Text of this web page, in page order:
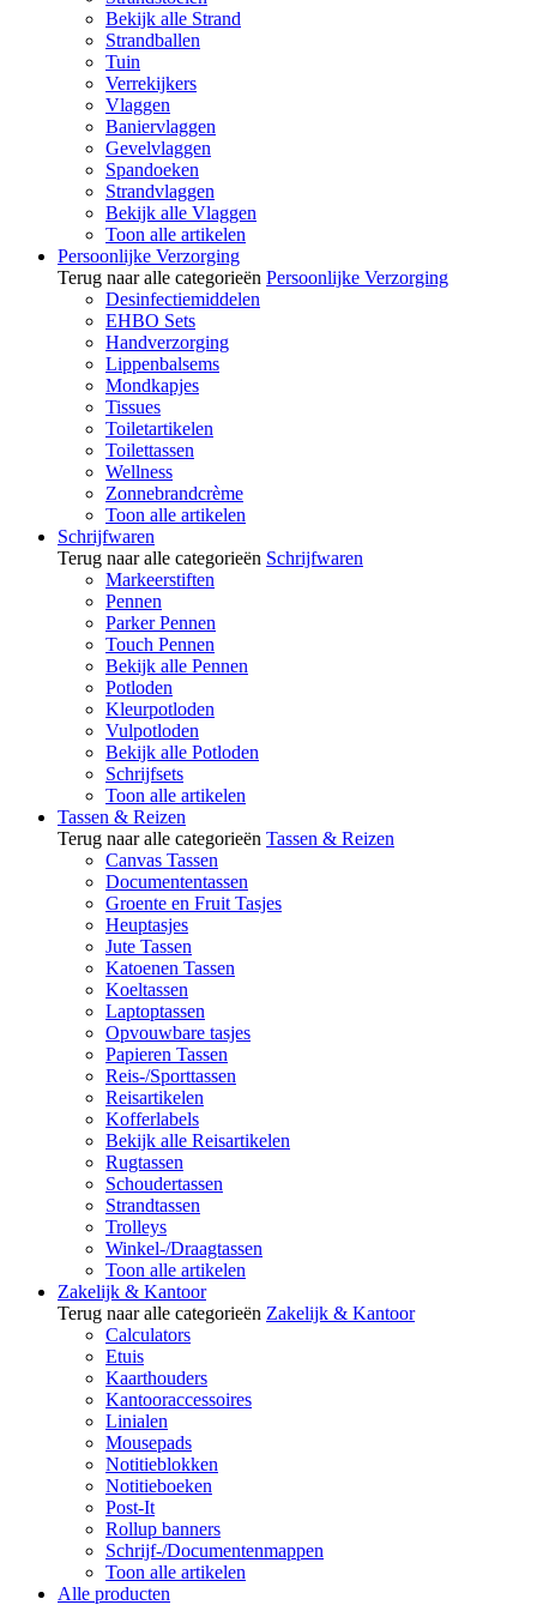
Bekijk alle Strand
Strandballen
Tuin
Verrekijkers
Vlaggen
Baniervlaggen
Gevelvlaggen
Spandoeken
Strandvlaggen
Bekijk alle Vlaggen
Toon alle artikelen
Persoonlijke Verzorging
Terug naar alle categorieën Persoonlijke Verzorging
Desinfectiemiddelen
EHBO Sets
Handverzorging
Lippenbalsems
Mondkapjes
Tissues
Toiletartikelen
Toilettassen
Wellness
Zonnebrandcrème
Toon alle artikelen
Schrijfwaren
Terug naar alle categorieën Schrijfwaren
Markeerstiften
Pennen
Parker Pennen
Touch Pennen
Bekijk alle Pennen
Potloden
Kleurpotloden
Vulpotloden
Bekijk alle Potloden
Schrijfsets
Toon alle artikelen
Tassen & Reizen
Terug naar alle categorieën Tassen & Reizen
Canvas Tassen
Documententassen
Groente en Fruit Tasjes
Heuptasjes
Jute Tassen
Katoenen Tassen
Koeltassen
Laptoptassen
Opvouwbare tasjes
Papieren Tassen
Reis-/Sporttassen
Reisartikelen
Kofferlabels
Bekijk alle Reisartikelen
Rugtassen
Schoudertassen
Strandtassen
Trolleys
Winkel-/Draagtassen
Toon alle artikelen
Zakelijk & Kantoor
Terug naar alle categorieën Zakelijk & Kantoor
Calculators
Etuis
Kaarthouders
Kantooraccessoires
Linialen
Mousepads
Notitieblokken
Notitieboeken
Post-It
Rollup banners
Schrijf-/Documentenmappen
Toon alle artikelen
Alle producten